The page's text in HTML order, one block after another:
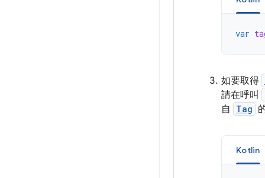
var
如要取得
請在呼叫
自 Tag
Kotlin